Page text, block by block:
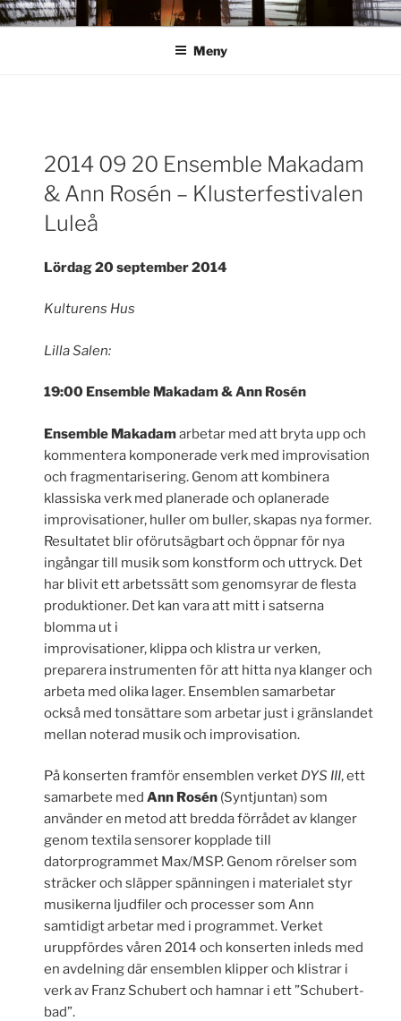
Hoppa
till
ANN ROSÉN
Meny
2014 09 20 Ensemble Makadam
& Ann Rosén – Klusterfestivalen
Luleå
Lördag 20 september 2014
Kulturens Hus
Lilla Salen:
19:00 Ensemble Makadam & Ann Rosén
Ensemble Makadamarbetar med att bryta upp och
kommentera komponerade verk med improvisation
och fragmentarisering. Genom att kombinera
klassiska verk med planerade och oplanerade
improvisationer, huller om buller, skapas nya former.
Resultatet blir oförutsägbart och öppnar för nya
ingångar till musik som konstform och uttryck. Det
har blivit ett arbetssätt som genomsyrar de flesta
produktioner. Det kan vara att mitt i satserna
blomma ut i
improvisationer, klippa och klistra ur verken,
preparera instrumenten för att hitta nya klanger och
arbeta med olika lager. Ensemblen samarbetar
också med tonsättare som arbetar just i gränslandet
mellan noterad musik och improvisation.
På konserten framför ensemblen verket DYS III, ett
samarbete medAnn Rosén (Syntjuntan) som
använder en metod att bredda förrådet av klanger
genom textila sensorer kopplade till
datorprogrammet Max/MSP. Genom rörelser som
sträcker och släpper spänningen i materialet styr
musikerna ljudfiler och processer som Ann
samtidigt arbetar med i programmet. Verket
uruppfördes våren 2014 och konserten inleds med
en avdelning där ensemblen klipper och klistrar i
verk av Franz Schubert och hamnar i ett ”Schubert-
bad”.
Inläggsnavigering